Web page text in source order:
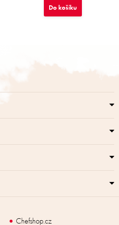
Do košíku
Chefshop.cz